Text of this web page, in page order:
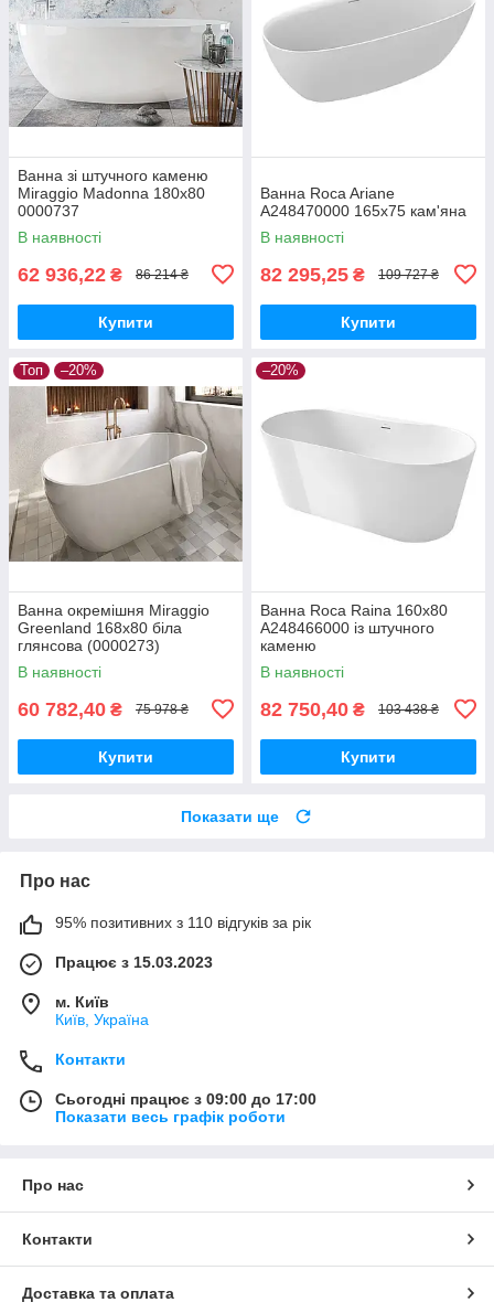
Ванна зі штучного каменю
Miraggio Madonna 180х80
0000737
В наявності
62 936,22 ₴ 86 214 ₴
Купити
Ванна Roca Ariane
A248470000 165x75 кам'яна
В наявності
82 295,25 ₴ 109 727 ₴
Купити
Топ –20%
Ванна окремішня Miraggio
Greenland 168x80 біла
глянсова (0000273)
В наявності
60 782,40 ₴ 75 978 ₴
Купити
–20%
Ванна Roca Raina 160x80
A248466000 із штучного
каменю
В наявності
82 750,40 ₴ 103 438 ₴
Купити
Показати ще
Про нас
95% позитивних з 110 відгуків за рік
Працює з 15.03.2023
м. Київ
Київ, Україна
Контакти
Сьогодні працює з 09:00 до 17:00
Показати весь графік роботи
Про нас
Контакти
Доставка та оплата